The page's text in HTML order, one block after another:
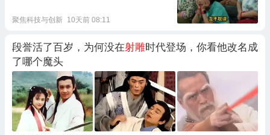
聚焦科技与创新 10天前 08:11
段誉活了百岁，为何没在射雕时代登场，你看他改名成
了哪个魔头